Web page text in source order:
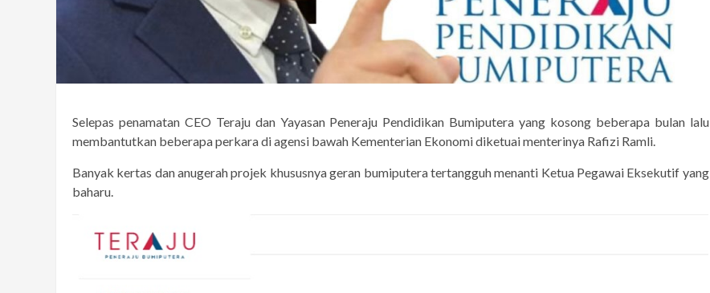
Selepas penamatan CEO Teraju dan Yayasan Peneraju Pendidikan Bumiputera yang kosong beberapa bulan lalu
membantutkan beberapa perkara di agensi bawah Kementerian Ekonomi diketuai menterinya Rafizi Ramli.
Banyak kertas dan anugerah projek khususnya geran bumiputera tertangguh menanti Ketua Pegawai Eksekutif yang
baharu.